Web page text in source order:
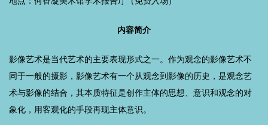
内容简介
影像艺术是当代艺术的主要表现形式之一。作为观念的影像艺术不
同于一般的摄影，影像艺术有一个从观念到影像的历史，是观念艺
术与影像的结合，其本质特征是创作主体的思想、意识和观念的对
象化，用客观化的手段再现主体意识。